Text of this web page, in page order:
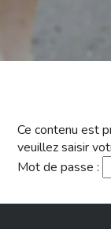
Ce contenu est
veuillez saisir
Mot de passe :